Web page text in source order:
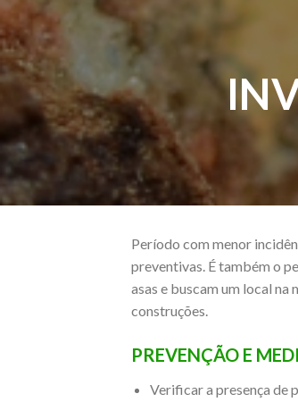
Período com menor
preventivas. É também o
asas e buscam um local
construções.
PREVENÇÃO E
Verificar a presença de